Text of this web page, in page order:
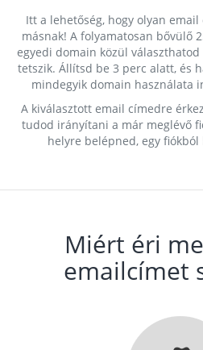
Itt a lehetőség, hogy olyan
másnak! A folyamatosan bővülő
egyedi domain közül
tetszik. Állítsd be 3 perc alatt, és
mindegyik domain használata
A kiválasztott email címedre
tudod irányítani a már meglévő
helyre belépned, egy
Miért éri
emailcímet